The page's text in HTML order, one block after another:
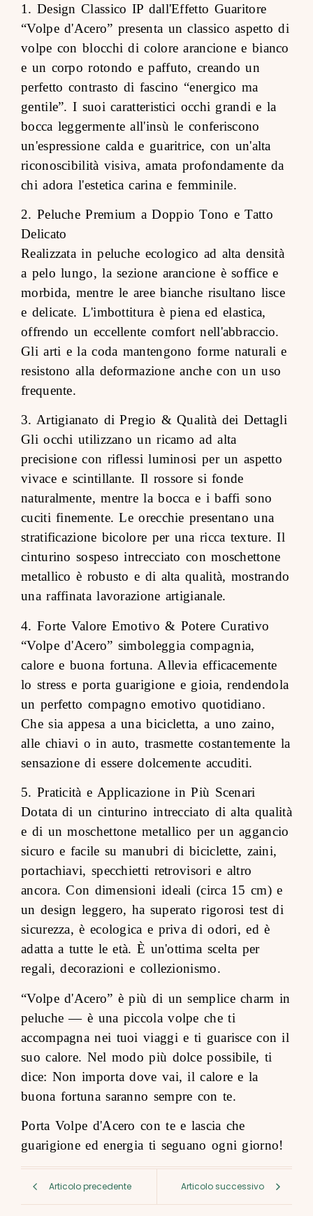
1. Design Classico IP dall'Effetto Guaritore
“Volpe d'Acero” presenta un classico aspetto di
volpe con blocchi di colore arancione e bianco
e un corpo rotondo e paffuto, creando un
perfetto contrasto di fascino “energico ma
gentile”. I suoi caratteristici occhi grandi e la
bocca leggermente all'insù le conferiscono
un'espressione calda e guaritrice, con un'alta
riconoscibilità visiva, amata profondamente da
chi adora l'estetica carina e femminile.
2. Peluche Premium a Doppio Tono e Tatto
Delicato
Realizzata in peluche ecologico ad alta densità
a pelo lungo, la sezione arancione è soffice e
morbida, mentre le aree bianche risultano lisce
e delicate. L'imbottitura è piena ed elastica,
offrendo un eccellente comfort nell'abbraccio.
Gli arti e la coda mantengono forme naturali e
resistono alla deformazione anche con un uso
frequente.
3. Artigianato di Pregio & Qualità dei Dettagli
Gli occhi utilizzano un ricamo ad alta
precisione con riflessi luminosi per un aspetto
vivace e scintillante. Il rossore si fonde
naturalmente, mentre la bocca e i baffi sono
cuciti finemente. Le orecchie presentano una
stratificazione bicolore per una ricca texture. Il
cinturino sospeso intrecciato con moschettone
metallico è robusto e di alta qualità, mostrando
una raffinata lavorazione artigianale.
4. Forte Valore Emotivo & Potere Curativo
“Volpe d'Acero” simboleggia compagnia,
calore e buona fortuna. Allevia efficacemente
lo stress e porta guarigione e gioia, rendendola
un perfetto compagno emotivo quotidiano.
Che sia appesa a una bicicletta, a uno zaino,
alle chiavi o in auto, trasmette costantemente la
sensazione di essere dolcemente accuditi.
5. Praticità e Applicazione in Più Scenari
Dotata di un cinturino intrecciato di alta qualità
e di un moschettone metallico per un aggancio
sicuro e facile su manubri di biciclette, zaini,
portachiavi, specchietti retrovisori e altro
ancora. Con dimensioni ideali (circa 15 cm) e
un design leggero, ha superato rigorosi test di
sicurezza, è ecologica e priva di odori, ed è
adatta a tutte le età. È un'ottima scelta per
regali, decorazioni e collezionismo.
“Volpe d'Acero” è più di un semplice charm in
peluche — è una piccola volpe che ti
accompagna nei tuoi viaggi e ti guarisce con il
suo calore. Nel modo più dolce possibile, ti
dice: Non importa dove vai, il calore e la
buona fortuna saranno sempre con te.
Porta Volpe d'Acero con te e lascia che
guarigione ed energia ti seguano ogni giorno!
Articolo precedente Articolo successivo